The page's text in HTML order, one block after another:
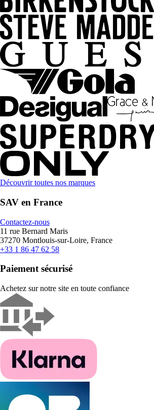
Découvrir toutes nos marques
SAV en France
Contactez-nous
11 rue Bernard Maris
37270 Montlouis-sur-Loire, France
+33 1 86 47 62 58
Paiement sécurisé
Achetez sur notre site en toute confiance